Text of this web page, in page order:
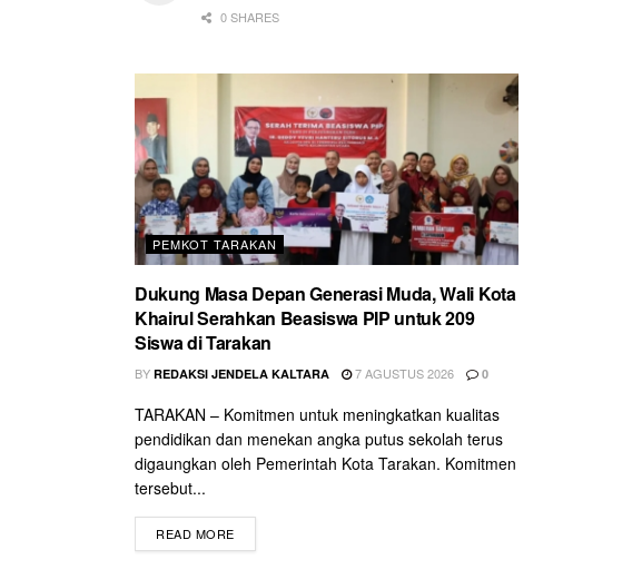
0 SHARES
PEMKOT TARAKAN
Dukung Masa Depan Generasi Muda, Wali Kota
Khairul Serahkan Beasiswa PIP untuk 209
Siswa di Tarakan
BY REDAKSI JENDELA KALTARA 7 AGUSTUS 2026 0
TARAKAN – Komitmen untuk meningkatkan kualitas
pendidikan dan menekan angka putus sekolah terus
digaungkan oleh Pemerintah Kota Tarakan. Komitmen
tersebut...
READ MORE